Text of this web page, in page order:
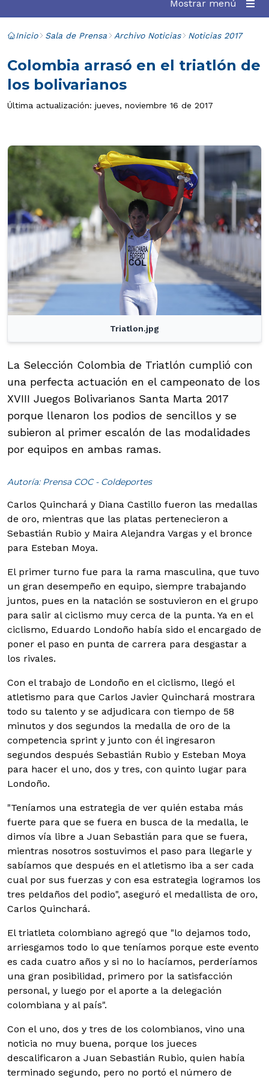
Mostrar menú
Inicio Sala de Prensa Archivo Noticias Noticias 2017
Colombia arrasó en el triatlón de
los bolivarianos
Última actualización: jueves, noviembre 16 de 2017
Triatlon.jpg
La Selección Colombia de Triatlón cumplió con
una perfecta actuación en el campeonato de los
XVIII Juegos Bolivarianos Santa Marta 2017
porque llenaron los podios de sencillos y se
subieron al primer escalón de las modalidades
por equipos en ambas ramas.
Autoría: Prensa COC - Coldeportes
Carlos Quinchará y Diana Castillo fueron las medallas
de oro, mientras que las platas pertenecieron a
Sebastián Rubio y Maira Alejandra Vargas y el bronce
para Esteban Moya.
El primer turno fue para la rama masculina, que tuvo
un gran desempeño en equipo, siempre trabajando
juntos, pues en la natación se sostuvieron en el grupo
para salir al ciclismo muy cerca de la punta. Ya en el
ciclismo, Eduardo Londoño había sido el encargado de
poner el paso en punta de carrera para desgastar a
los rivales.
Con el trabajo de Londoño en el ciclismo, llegó el
atletismo para que Carlos Javier Quinchará mostrara
todo su talento y se adjudicara con tiempo de 58
minutos y dos segundos la medalla de oro de la
competencia sprint y junto con él ingresaron
segundos después Sebastián Rubio y Esteban Moya
para hacer el uno, dos y tres, con quinto lugar para
Londoño.
"Teníamos una estrategia de ver quién estaba más
fuerte para que se fuera en busca de la medalla, le
dimos vía libre a Juan Sebastián para que se fuera,
mientras nosotros sostuvimos el paso para llegarle y
sabíamos que después en el atletismo iba a ser cada
cual por sus fuerzas y con esa estrategia logramos los
tres peldaños del podio", aseguró el medallista de oro,
Carlos Quinchará.
El triatleta colombiano agregó que "lo dejamos todo,
arriesgamos todo lo que teníamos porque este evento
es cada cuatro años y si no lo hacíamos, perderíamos
una gran posibilidad, primero por la satisfacción
personal, y luego por el aporte a la delegación
colombiana y al país".
Con el uno, dos y tres de los colombianos, vino una
noticia no muy buena, porque los jueces
descalificaron a Juan Sebastián Rubio, quien había
terminado segundo, pero no portó el número de